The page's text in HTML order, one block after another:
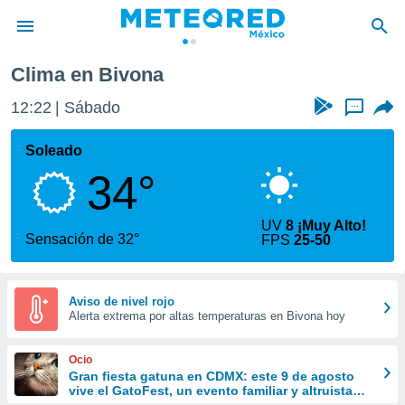
de
ha sido
calidad.
a este
las
y
forma
digital
basada
Clima en Bivona
12:22 Sábado ...
Soleado
34°
Sensación de 32°
UV8 ¡Muy Alto!
FPS25-50
Aviso de nivel rojo
Alerta extrema por altas temperaturas en Bivona hoy
Ocio
Gran fiesta gatuna en CDMX: este 9 de agosto
vive el GatoFest, un evento familiar y altruista